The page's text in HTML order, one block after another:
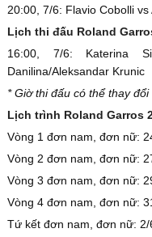
20:00, 7/6: Flavio Cobolli
Lịch thi đấu Roland
16:00, 7/6: Katerina
Danilina/Aleksandar Krunic
* Giờ thi đấu có thể thay
Lịch trình Roland Garros
Vòng 1 đơn nam, đơn nữ:
Vòng 2 đơn nam, đơn nữ:
Vòng 3 đơn nam, đơn nữ:
Vòng 4 đơn nam, đơn nữ:
Tứ kết đơn nam, đơn nữ: 2/